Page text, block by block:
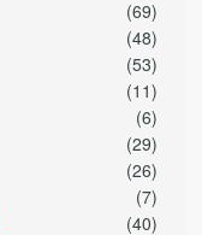
(69)
(48)
(53)
(11)
(6)
(29)
(26)
(7)
(40)